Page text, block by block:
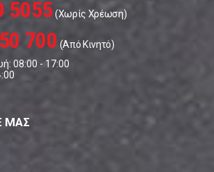
5055(Χωρίς Χρέωση)
700 (Από Κινητό)
08:00 - 17:00
ΜΑΣ